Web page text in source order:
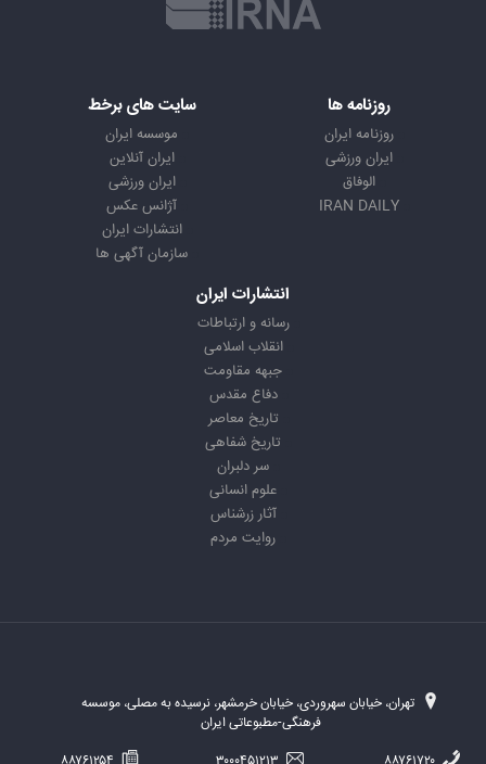
روزنامه ها
روزنامه ایران
ایران ورزشی
الوفاق
IRAN DAILY
سایت های برخط
موسسه ایران
ایران آنلاین
ایران ورزشی
آژانس عکس
انتشارات ایران
سازمان آگهی ها
انتشارات ایران
رسانه و ارتباطات
انقلاب اسلامی
جبهه مقاومت
دفاع مقدس
تاریخ معاصر
تاریخ شفاهی
سر دلبران
علوم انسانی
آثار زرشناس
روایت مردم
تهران، خیابان سهروردی، خیابان خرمشهر، نرسیده به مصلی، موسسه
فرهنگی-مطبوعاتی ایران